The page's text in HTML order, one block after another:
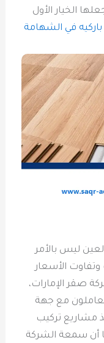
الخيار الأول
في الشهامة
ليس بالأمر
الأسعار
صقر الإمارات،
مع جهة
مشاريع تركيب
أن سمعة الشركة